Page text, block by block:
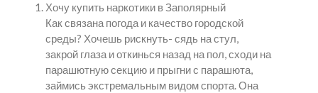
Хочу купить наркотики в Заполярный
Как связана погода и качество городской
среды? Хочешь рискнуть- сядь на стул,
закрой глаза и откинься назад на пол, сходи на
парашютную секцию и прыгни с парашюта,
займись экстремальным видом спорта. Она